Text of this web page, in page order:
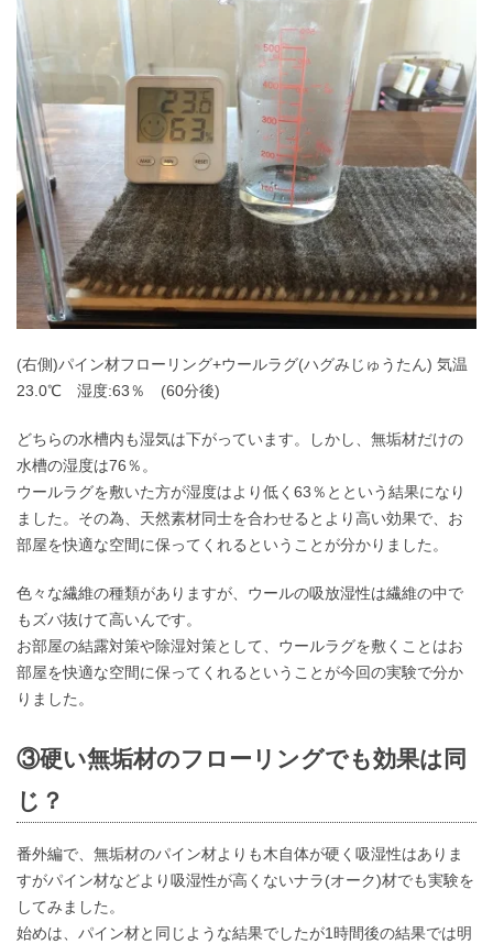
(右側)パイン材フローリング+ウールラグ(ハグみじゅうたん) 気温
23.0℃ 湿度:63％ (60分後)
どちらの水槽内も湿気は下がっています。しかし、無垢材だけの
水槽の湿度は76％。
ウールラグを敷いた方が湿度はより低く63％とという結果になり
ました。その為、天然素材同士を合わせるとより高い効果で、お
部屋を快適な空間に保ってくれるということが分かりました。
色々な繊維の種類がありますが、ウールの吸放湿性は繊維の中で
もズバ抜けて高いんです。
お部屋の結露対策や除湿対策として、ウールラグを敷くことはお
部屋を快適な空間に保ってくれるということが今回の実験で分か
りました。
③硬い無垢材のフローリングでも効果は同
じ？
番外編で、無垢材のパイン材よりも木自体が硬く吸湿性はありま
すがパイン材などより吸湿性が高くないナラ(オーク)材でも実験を
してみました。
始めは、パイン材と同じような結果でしたが1時間後の結果では明